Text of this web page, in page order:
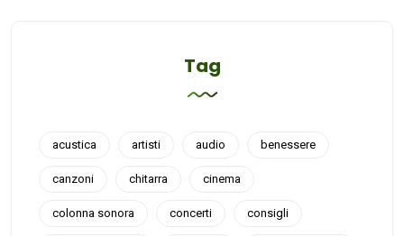
Tag
acustica artisti audio benessere
canzoni chitarra cinema
colonna sonora concerti consigli